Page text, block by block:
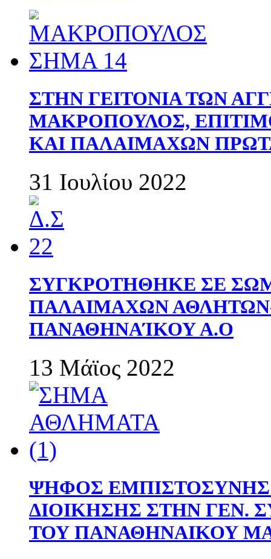
ΣΤΗΝ ΓΕΙΤΟΝΙΑ ΤΩΝ
ΜΑΚΡΟΠΟΥΛΟΣ,
ΚΑΙ ΠΑΛΑΙΜΑΧΩΝ
31 Ιουλίου 2022
ΣΥΓΚΡΟΤΗΘΗΚΕ ΣΕ
ΠΑΛΑΙΜΑΧΩΝ
ΠΑΝΑΘΗΝΑΊΚΟΥ Α.Ο
13 Μάϊος 2022
ΨΗΦΟΣ
ΔΙΟΙΚΗΣΗΣ ΣΤΗΝ ΓΕΝ.
ΤΟΥ ΠΑΝΑΘΗΝΑΙΚΟΥ